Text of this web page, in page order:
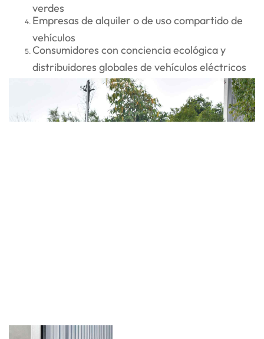
verdes
Empresas de alquiler o de uso compartido de
vehículos
Consumidores con conciencia ecológica y
distribuidores globales de vehículos eléctricos